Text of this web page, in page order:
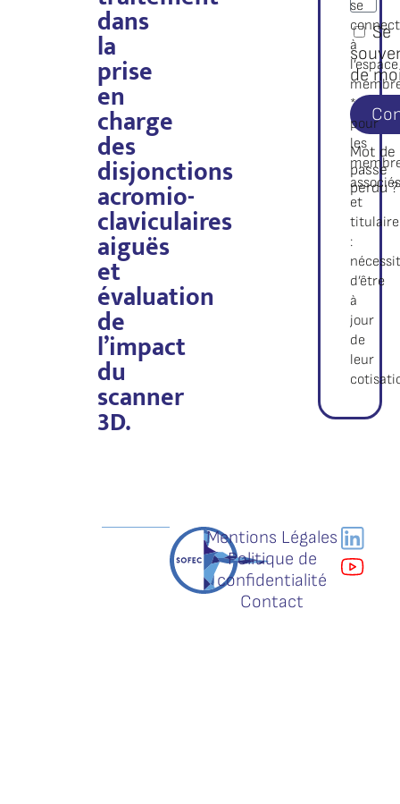
dans
la
prise
en
charge
des
disjonctions
acromio-
claviculaires
aiguës
et
évaluation
de
l’impact
du
scanner
3D.
Se
de
Mot de
passe
perdu ?
se
à
l’espace
*
pour
les
et
:
d’être
à
jour
de
leur
Mentions Légales
Politique de
confidentialité
Contact